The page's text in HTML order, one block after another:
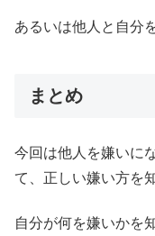
あるいは他人と自分
まとめ
今回は他人を嫌いに
て、正しい嫌い方を
自分が何を嫌いかを